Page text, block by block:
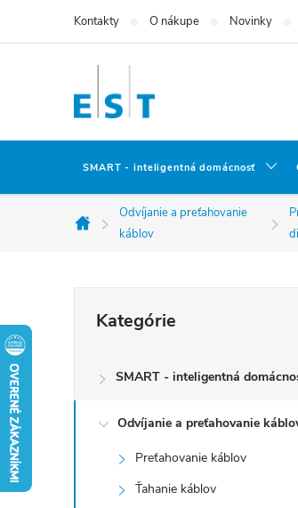
Kontakty O nákupe Novinky
SMART - inteligentná domácnosť
Domov
Odvíjanie a preťahovanie
káblov
č
kategórie
Kategórie
SMART - inteligentná
Odvíjanie a preťahovanie
Preťahovanie káblov
Ťahanie káblov